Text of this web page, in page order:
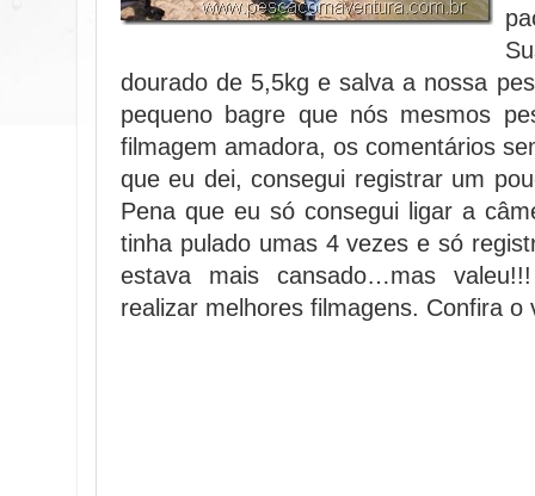
dourado de 5,5kg e salva a nossa
pequeno bagre que nós mesmos
filmagem amadora, os comentários
que eu dei, consegui registrar um
Pena que eu só consegui ligar a
tinha pulado umas 4 vezes e só
estava mais cansado…mas
realizar melhores filmagens. Confira